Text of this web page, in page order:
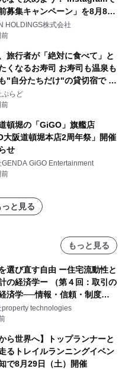
前募集キャンペーン」を8月8日
開催
HOLDINGS株式会社
旅行者が「絶対に食べて」と
くなるお寿司 お寿司も温泉も
"自分たちだけ"の貸切宿で 1
「岩屋温泉 絵島別庭 海と
り寿司プラン
ぷらど
頓堀の「GiGO」旗艦店
大阪道頓堀本店2周年祭」開催
せ
GENDA GiGO Entertainment
と見る
もっと見る
選び直す自由 ー住宅流動性と
の経済学ー （第４回：取引の
済学──情報・信頼・制度を
はどう組み替えるか）｜
Lab
property technologies
ら世界へ】トップランナーと
るトレイルランニングイベン
で8月29日（土）開催